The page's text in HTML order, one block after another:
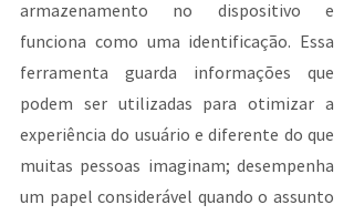
armazenamento no dispositivo e
funciona como uma identificação. Essa
ferramenta guarda informações que
podem ser utilizadas para otimizar a
experiência do usuário e diferente do que
muitas pessoas imaginam; desempenha
um papel considerável quando o assunto